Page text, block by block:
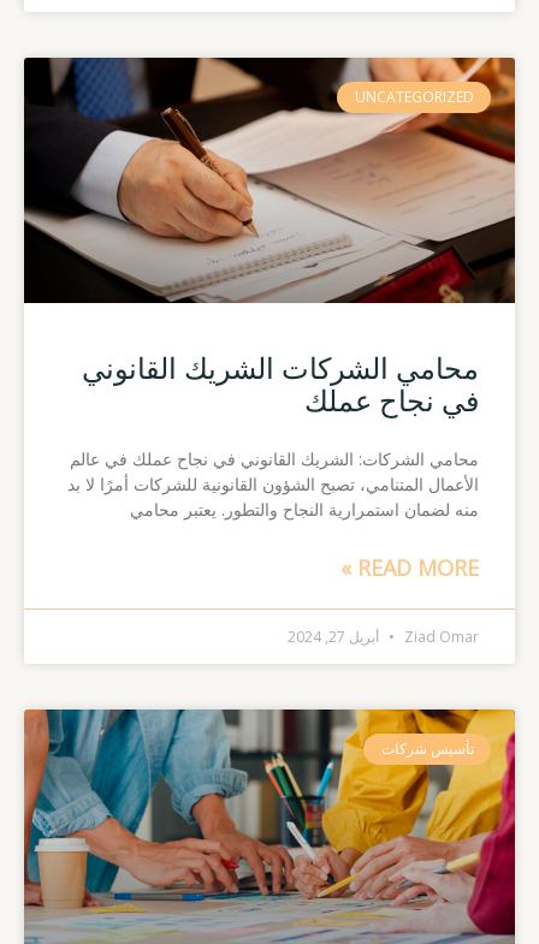
UNCATEGORIZED
محامي الشركات الشريك القانوني
في نجاح عملك
محامي الشركات: الشريك القانوني في نجاح عملك في عالم
الأعمال المتنامي، تصبح الشؤون القانونية للشركات أمرًا لا بد
منه لضمان استمرارية النجاح والتطور. يعتبر محامي
READ MORE »
Ziad Omar أبريل 27, 2024
تأسيس شركات